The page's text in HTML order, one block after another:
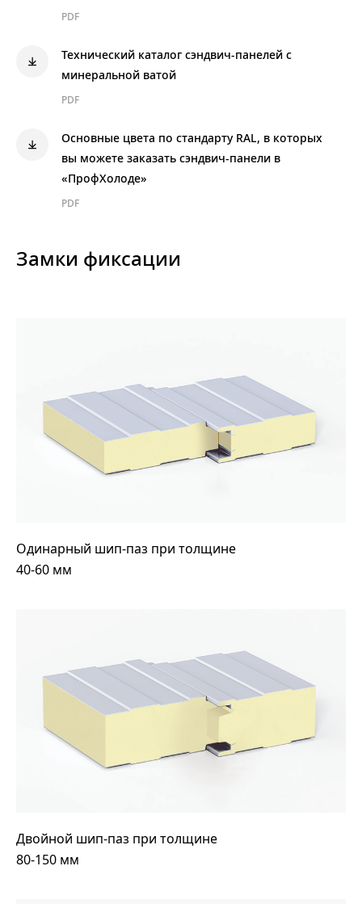
PDF
Технический каталог сэндвич-панелей с
минеральной ватой
PDF
Основные цвета по стандарту RAL, в которых
вы можете заказать сэндвич-панели в
«ПрофХолоде»
PDF
Замки фиксации
Одинарный шип-паз при толщине
40-60 мм
Двойной шип-паз при толщине
80-150 мм